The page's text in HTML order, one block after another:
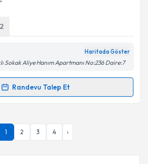
işlenmesine ilişkin
ve kişisel verilerimin belirtilen
işlenmesini kabul ediyorum.
Talebini Gönder
2
Haritada Göster
Sokak Aliye Hanım Apartmanı No:236 Daire:7
Randevu Talep Et
Talebi
Eda Gökduman için randevu takvimi
Size bu uzmandan randevu almanız
1 2 3 4 ›